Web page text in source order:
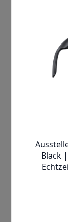
Das
uns
Hand